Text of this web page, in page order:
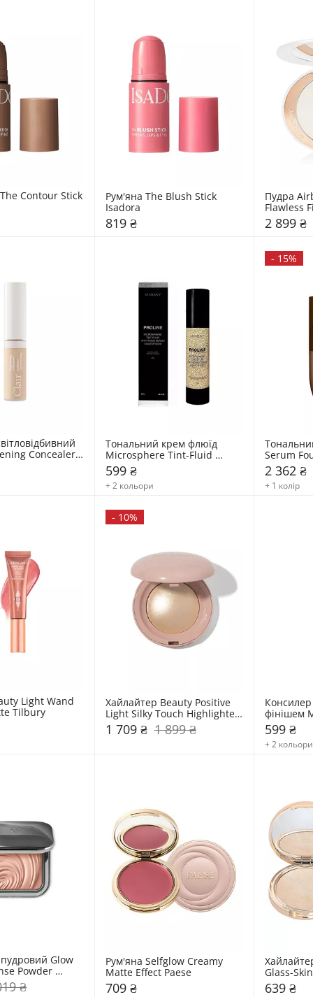
Contour Stick
Рум'яна The Blush Stick
Isadora
819 ₴
Пудра
Flawless
Tilbury
2 899 ₴
Concealer
Тональний крем флюїд
Microsphere Tint-Fluid
Moday
599 ₴
+ 2 кольори
- 15%
Serum
2 362 ₴
+ 1 колір
Light Wand
Tilbury
- 10%
Хайлайтер Beauty Positive
Light Silky Touch Highlighter
Rare Beauty
1 709 ₴ 1 899 ₴
фінішем
Paese
599 ₴
+ 2 кольори
Glow
Powder
Milano
₴
Рум'яна Selfglow Creamy
Matte Effect Paese
709 ₴
Glass-
639 ₴